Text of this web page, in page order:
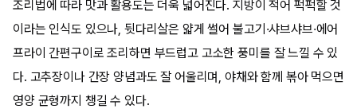
조리법에 따라 맛과 활용도는 더욱 넓어진다. 지방이 적어 퍽퍽할 것
이라는 인식도 있으나, 뒷다리살은 얇게 썰어 불고기·샤브샤브·에어
프라이 간편구이로 조리하면 부드럽고 고소한 풍미를 잘 느낄 수 있
다. 고추장이나 간장 양념과도 잘 어울리며, 야채와 함께 볶아 먹으면
영양 균형까지 챙길 수 있다.